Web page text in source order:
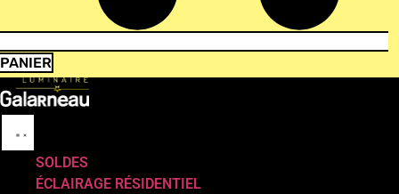
PANIER
SOLDES
ÉCLAIRAGE RÉSIDENTIEL